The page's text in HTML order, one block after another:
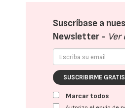
Suscríbase a
Newsletter - Ver
SUSCRIBIRME GRATIS
Marcar todos